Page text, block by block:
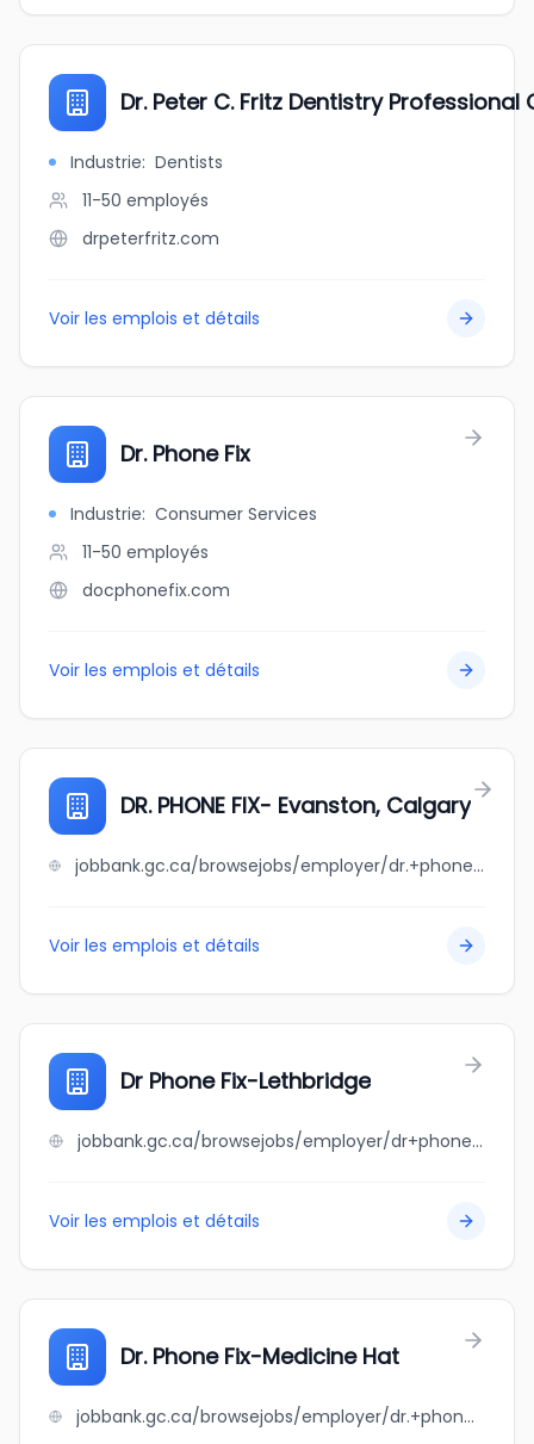
Dr. Peter C. Fritz Dentistry
Industrie: Dentists
11-50 employés
drpeterfritz.com
Voir les emplois et détails
Dr. Phone Fix
Industrie: Consumer Services
11-50 employés
docphonefix.com
Voir les emplois et détails
DR. PHONE FIX- Evanston, Calgary
jobbank.gc.ca/browsejobs/employer/dr.+phone+fix-+evanston%2C+calgary/ca
Voir les emplois et détails
Dr Phone Fix-Lethbridge
jobbank.gc.ca/browsejobs/employer/dr+phone+fix-lethbridge/ca
Voir les emplois et détails
Dr. Phone Fix-Medicine Hat
jobbank.gc.ca/browsejobs/employer/dr.+phone+fix-medicine+hat/ca